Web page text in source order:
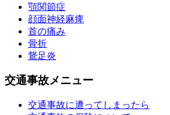
顎関節症
顔面神経麻痺
首の痛み
骨折
鵞足炎
交通事故メニュー
交通事故に遭ってしまったら